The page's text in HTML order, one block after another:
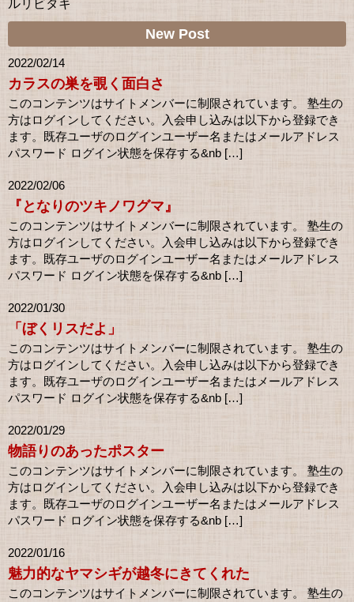
ルリビタキ
New Post
2022/02/14
カラスの巣を覗く面白さ
このコンテンツはサイトメンバーに制限されています。 塾生の
方はログインしてください。入会申し込みは以下から登録でき
ます。既存ユーザのログインユーザー名またはメールアドレス
パスワード ログイン状態を保存する&nb […]
2022/02/06
『となりのツキノワグマ』
このコンテンツはサイトメンバーに制限されています。 塾生の
方はログインしてください。入会申し込みは以下から登録でき
ます。既存ユーザのログインユーザー名またはメールアドレス
パスワード ログイン状態を保存する&nb […]
2022/01/30
「ぼくリスだよ」
このコンテンツはサイトメンバーに制限されています。 塾生の
方はログインしてください。入会申し込みは以下から登録でき
ます。既存ユーザのログインユーザー名またはメールアドレス
パスワード ログイン状態を保存する&nb […]
2022/01/29
物語りのあったポスター
このコンテンツはサイトメンバーに制限されています。 塾生の
方はログインしてください。入会申し込みは以下から登録でき
ます。既存ユーザのログインユーザー名またはメールアドレス
パスワード ログイン状態を保存する&nb […]
2022/01/16
魅力的なヤマシギが越冬にきてくれた
このコンテンツはサイトメンバーに制限されています。 塾生の